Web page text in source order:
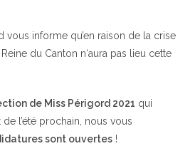
vous informe qu’en raison de la crise
du Canton n‘aura pas lieu cette
de Miss Périgord 2021 qui
l’été prochain, nous vous
sont ouvertes !